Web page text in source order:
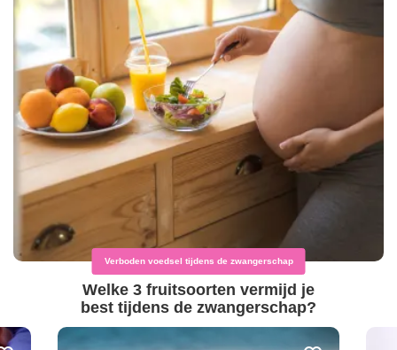
Verboden voedsel tijdens de zwangerschap
Welke 3 fruitsoorten vermijd je
best tijdens de zwangerschap?